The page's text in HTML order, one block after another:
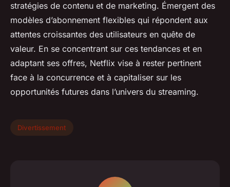
stratégies de contenu et de marketing. Émergent des
modèles d’abonnement flexibles qui répondent aux
attentes croissantes des utilisateurs en quête de
valeur. En se concentrant sur ces tendances et en
adaptant ses offres, Netflix vise à rester pertinent
face à la concurrence et à capitaliser sur les
opportunités futures dans l’univers du streaming.
Divertissement